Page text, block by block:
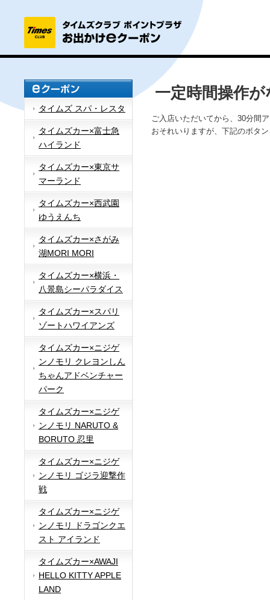
タイムズ スパ・レスタ
タイムズカー×富士急
ハイランド
タイムズカー×東京サ
マーランド
タイムズカー×西武園
ゆうえんち
タイムズカー×さがみ
湖MORI MORI
タイムズカー×横浜・
八景島シーパラダイス
タイムズカー×スパリ
ゾートハワイアンズ
タイムズカー×ニジゲ
ンノモリ クレヨンしん
ちゃんアドベンチャー
パーク
タイムズカー×ニジゲ
ンノモリ NARUTO &
BORUTO 忍里
タイムズカー×ニジゲ
ンノモリ ゴジラ迎撃作
戦
タイムズカー×ニジゲ
ンノモリ ドラゴンクエ
スト アイランド
タイムズカー×AWAJI
HELLO KITTY APPLE
LAND
一定時間操作
ご入店いただいてから、30分間
おそれいりますが、下記のボタ